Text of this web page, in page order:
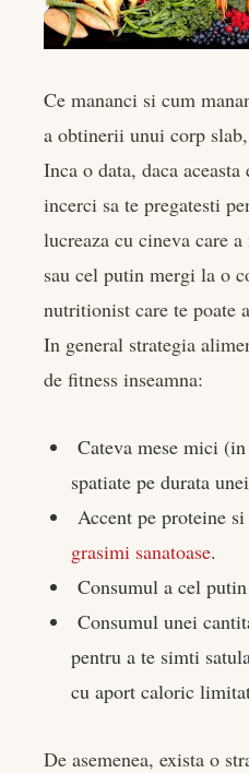
Ce mananci si cum
a obtinerii unui corp
Inca o data, daca
incerci sa te pregatesti
lucreaza cu cineva care
sau cel putin mergi la o
nutritionist care te poate
In general strategia
de fitness inseamna:
Cateva mese mici
spatiate pe durata
Accent pe proteine
grasimi sanatoase.
Consumul a cel
Consumul unei
pentru a te simti
cu aport caloric
De asemenea, exista o